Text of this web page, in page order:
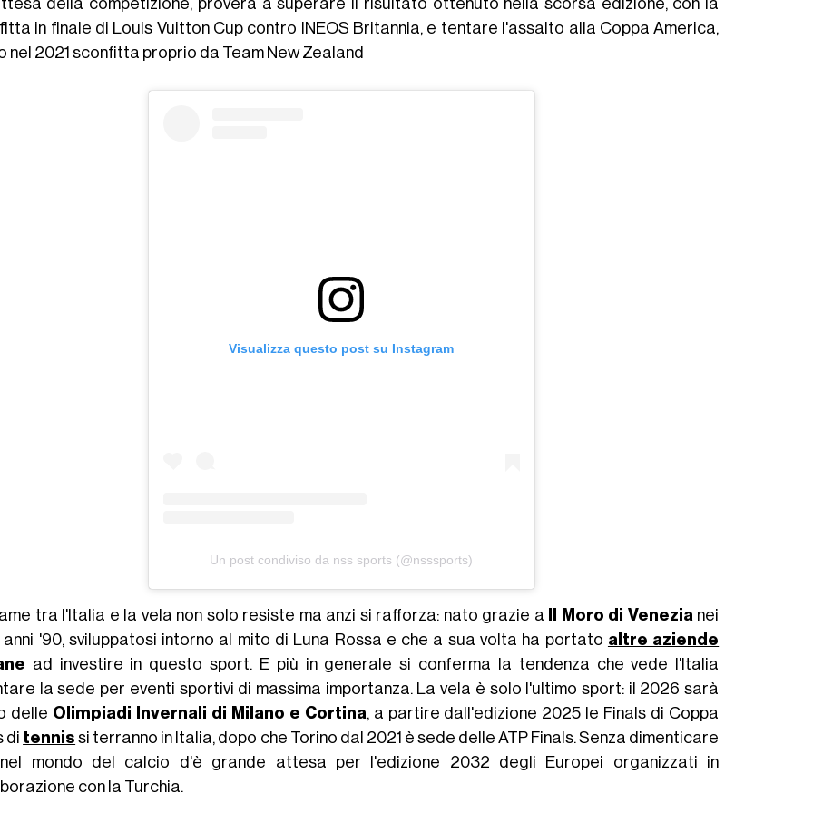
della competizione, proverà a superare il risultato ottenuto nella scorsa edizione, con la
in finale di Louis Vuitton Cup contro INEOS Britannia, e tentare l'assalto alla Coppa America,
nel 2021 sconfitta proprio da Team New Zealand
Visualizza questo post su Instagram
Un post condiviso da nss sports (@nsssports)
tra l'Italia e la vela non solo resiste ma anzi si rafforza: nato grazie a Il Moro di Venezia nei
anni '90, sviluppatosi intorno al mito di Luna Rossa e che a sua volta ha portato altre aziende
ad investire in questo sport. E più in generale si conferma la tendenza che vede l'Italia
la sede per eventi sportivi di massima importanza. La vela è solo l'ultimo sport: il 2026 sarà
delle Olimpiadi Invernali di Milano e Cortina, a partire dall'edizione 2025 le Finals di Coppa
di tennis si terranno in Italia, dopo che Torino dal 2021 è sede delle ATP Finals. Senza dimenticare
mondo del calcio d'è grande attesa per l'edizione 2032 degli Europei organizzati in
con la Turchia.